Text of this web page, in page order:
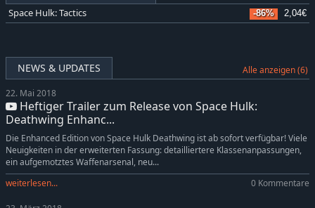
Space Hulk: Tactics -86% 2,04€
NEWS & UPDATES Alle anzeigen (6)
22. Mai 2018
Heftiger Trailer zum Release von Space Hulk:
Deathwing Enhanc...
Die Enhanced Edition von Space Hulk Deathwing ist ab sofort verfügbar! Viele
Neuigkeiten in der erweiterten Fassung: detailliertere Klassenanpassungen,
ein aufgemotztes Waffenarsenal, neu...
weiterlesen...
0 Kommentare